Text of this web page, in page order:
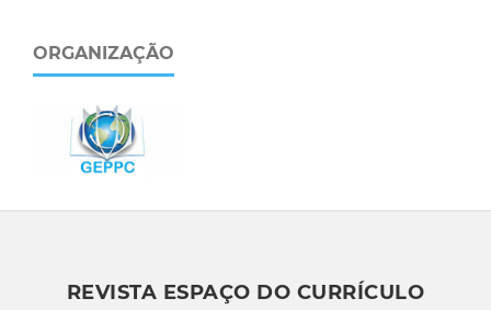
ORGANIZAÇÃO
REVISTA ESPAÇO DO CURRÍCULO